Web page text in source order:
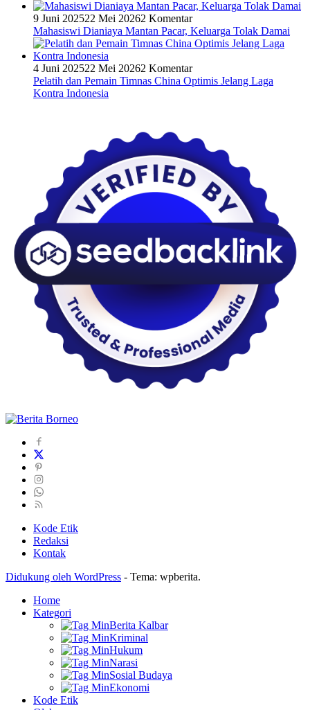
9 Juni 202522 Mei 20262 Komentar
Mahasiswi Dianiaya Mantan Pacar, Keluarga Tolak Damai
4 Juni 202522 Mei 20262 Komentar
Pelatih dan Pemain Timnas China Optimis Jelang Laga
Kontra Indonesia
Kode Etik
Redaksi
Kontak
Didukung oleh WordPress - Tema: wpberita.
Home
Kategori
Berita Kalbar
Kriminal
Hukum
Narasi
Sosial Budaya
Ekonomi
Kode Etik